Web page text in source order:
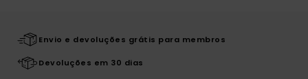
Envio e devoluções grátis para membros
Devoluções em 30 dias